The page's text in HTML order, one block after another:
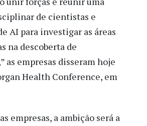
de cientistas e
AI para investigar as áreas
na descoberta de
as empresas disseram hoje
Health Conference, em
empresas, a ambição será a